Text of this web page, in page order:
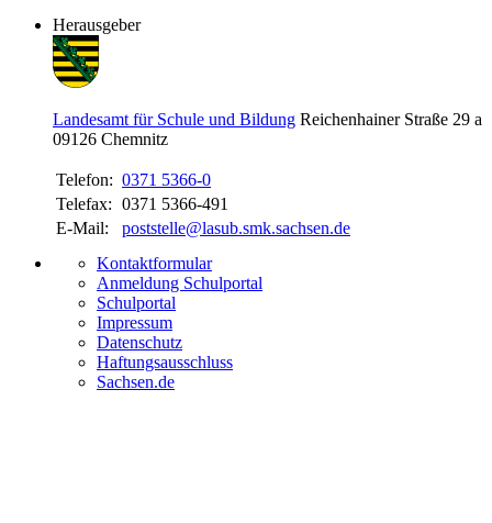
Herausgeber
Landesamt für Schule und Bildung Reichenhainer Straße 29 a
09126 Chemnitz
Telefon: 0371 5366-0
Telefax: 0371 5366-491
E-Mail:
poststelle@lasub.smk.sachsen.de
Kontaktformular
Anmeldung Schulportal
Schulportal
Impressum
Datenschutz
Haftungsausschluss
Sachsen.de